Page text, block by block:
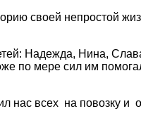
своей непростой
Надежда, Нина,
по мере сил им
нас всех на повозку и